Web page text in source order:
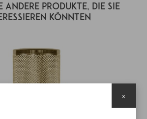
andere Produkte, die Sie
könnten
x